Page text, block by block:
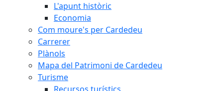
L'apunt històric
Economia
Com moure's per Cardedeu
Carrerer
Plànols
Mapa del Patrimoni de Cardedeu
Turisme